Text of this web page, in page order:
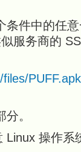
条件中的任
服务商的
PUFF.apk
。
Linux 操作系